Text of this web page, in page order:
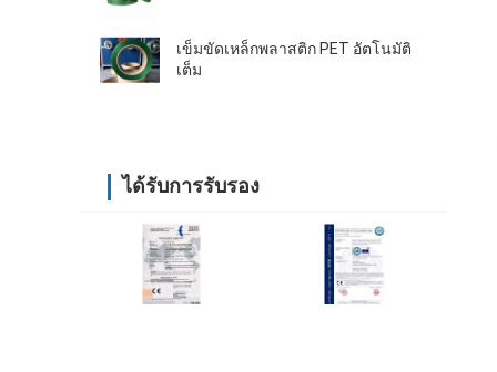
เข็มขัดเหล็กพลาสติก PET อัตโนมัติ
เต็ม
ได้รับการรับรอง